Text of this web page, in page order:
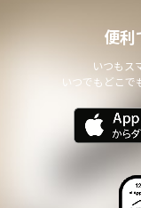
便利
いつもス
いつでもどこで